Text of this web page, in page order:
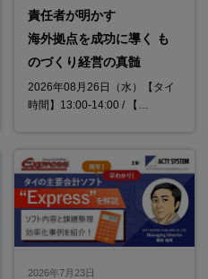
責任者が明かす
海外拠点を成功に導く も
のづくり経営の真髄
2026年08月26日（水）【タイ
時間】13:00-14:00 / 【…
2026年7月23日